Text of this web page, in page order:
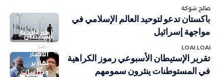
صالح شوكة
أهم الاخبار
باكستان تدعو لتوحيد العالم الإسلامي في
مواجهة إسرائيل
LOAI LOAI
استيطان
أهم
الاخبار
تقارير
ودراسات
تقرير الإستيطان الأسبوعي رموز الكراهية
في المستوطنات ينثرون سمومهم